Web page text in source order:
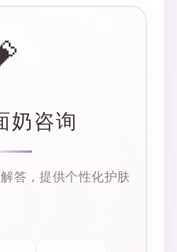
奶咨询
答，提供个性化护肤